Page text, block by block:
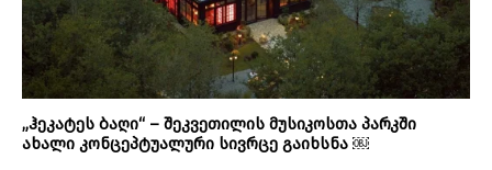
„ჰეკატეს ბაღი“ – შეკვეთილის მუსიკოსთა პარკში
ახალი კონცეპტუალური სივრცე გაიხსნა ￼